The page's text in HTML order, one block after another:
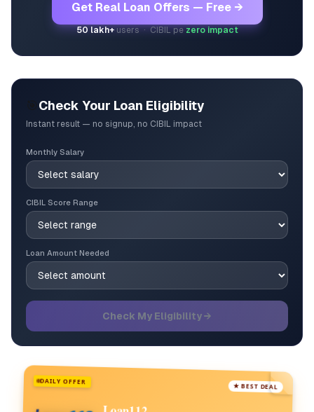
Get Real Loan Offers — Free →
50 lakh+users · CIBIL pezero impact
Check Your Loan Eligibility
Instant result — no signup, no CIBIL impact
Monthly Salary
CIBIL Score Range
Loan Amount Needed
Check My Eligibility →
DAILY OFFER
★ BEST DEAL